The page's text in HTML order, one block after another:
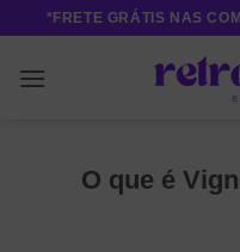
content
*FRETE GRÁTIS NAS
O que é